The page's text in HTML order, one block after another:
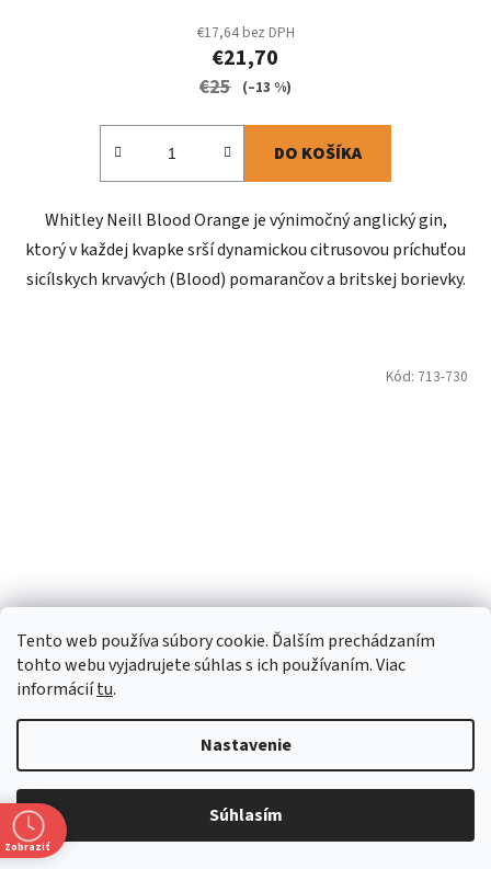
Tento web používa súbory cookie. Ďalším prechádzaním
tohto webu vyjadrujete súhlas s ich používaním. Viac
informáciítu.
Nastavenie
Súhlasím
€17,64 bez DPH
€21,70
€25 (–13 %)
DO KOŠÍKA
Whitley Neill Blood Orange je výnimočný anglický gin,
ktorý v každej kvapke srší dynamickou citrusovou príchuťou
sicílskych krvavých (Blood) pomarančov a britskej borievky.
Broker´s Pink 40%, 0,7l (čistá fľaša)
Momentálne nedostupné
Kód: 713-730
Zobraziť